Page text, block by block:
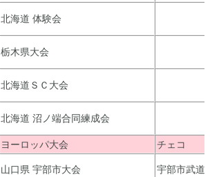
北海道 体験会
栃木県大会
北海道ＳＣ大会
北海道 沼ノ端合同練成会
ヨーロッパ大会
チェコ
山口県 宇部市大会 宇部市武道